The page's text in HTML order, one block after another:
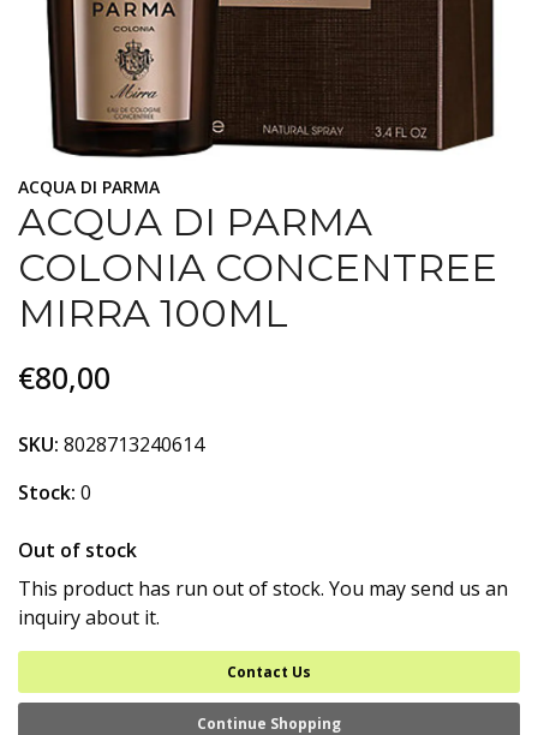
ACQUA DI PARMA
ACQUA DI PARMA
COLONIA CONCENTREE
MIRRA 100ML
€80,00
SKU: 8028713240614
Stock: 0
Out of stock
This product has run out of stock. You may send us an
inquiry about it.
Contact Us
Continue Shopping